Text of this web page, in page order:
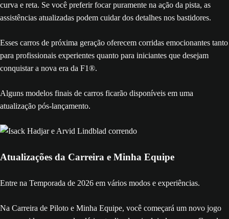
curva e reta. Se você preferir focar puramente na ação da pista, as
assistências atualizadas podem cuidar dos detalhes nos bastidores.
Esses carros de próxima geração oferecem corridas emocionantes tanto
para profissionais experientes quanto para iniciantes que desejam
conquistar a nova era da F1®.
Alguns modelos finais de carros ficarão disponíveis em uma
atualização pós-lançamento.
Atualizações da Carreira e Minha Equipe
Entre na Temporada de 2026 em vários modos e experiências.
Na Carreira de Piloto e Minha Equipe, você começará um novo jogo